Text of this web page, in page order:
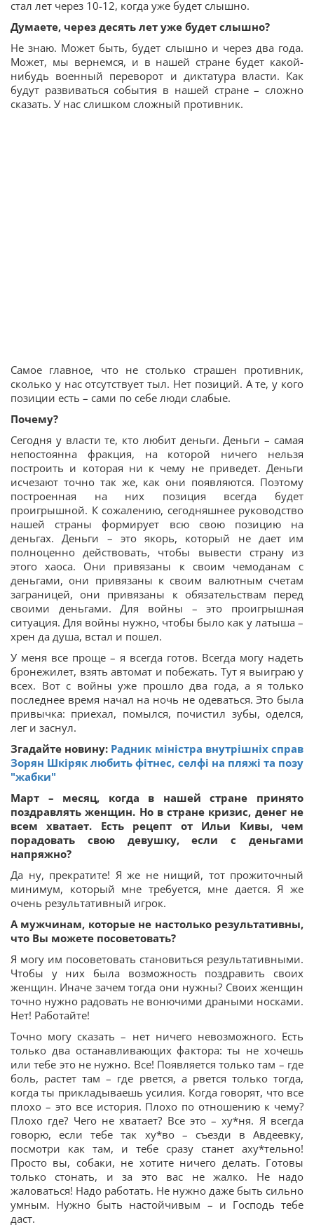
стал лет через 10-12, когда уже будет слышно.
Думаете, через десять лет уже будет слышно?
Не знаю. Может быть, будет слышно и через два года.
Может, мы вернемся, и в нашей стране будет какой-
нибудь военный переворот и диктатура власти. Как
будут развиваться события в нашей стране – сложно
сказать. У нас слишком сложный противник.
Самое главное, что не столько страшен противник,
сколько у нас отсутствует тыл. Нет позиций. А те, у кого
позиции есть – сами по себе люди слабые.
Почему?
Сегодня у власти те, кто любит деньги. Деньги – самая
непостоянна фракция, на которой ничего нельзя
построить и которая ни к чему не приведет. Деньги
исчезают точно так же, как они появляются. Поэтому
построенная на них позиция всегда будет
проигрышной. К сожалению, сегодняшнее руководство
нашей страны формирует всю свою позицию на
деньгах. Деньги – это якорь, который не дает им
полноценно действовать, чтобы вывести страну из
этого хаоса. Они привязаны к своим чемоданам с
деньгами, они привязаны к своим валютным счетам
заграницей, они привязаны к обязательствам перед
своими деньгами. Для войны – это проигрышная
ситуация. Для войны нужно, чтобы было как у латыша –
хрен да душа, встал и пошел.
У меня все проще – я всегда готов. Всегда могу надеть
бронежилет, взять автомат и побежать. Тут я выиграю у
всех. Вот с войны уже прошло два года, а я только
последнее время начал на ночь не одеваться. Это была
привычка: приехал, помылся, почистил зубы, оделся,
лег и заснул.
Згадайте новину: Радник міністра внутрішніх справ
Зорян Шкіряк любить фітнес, селфі на пляжі та позу
"жабки"
Март – месяц, когда в нашей стране принято
поздравлять женщин. Но в стране кризис, денег не
всем хватает. Есть рецепт от Ильи Кивы, чем
порадовать свою девушку, если с деньгами
напряжно?
Да ну, прекратите! Я же не нищий, тот прожиточный
минимум, который мне требуется, мне дается. Я же
очень результативный игрок.
А мужчинам, которые не настолько результативны,
что Вы можете посоветовать?
Я могу им посоветовать становиться результативными.
Чтобы у них была возможность поздравить своих
женщин. Иначе зачем тогда они нужны? Своих женщин
точно нужно радовать не вонючими драными носками.
Нет! Работайте!
Точно могу сказать – нет ничего невозможного. Есть
только два останавливающих фактора: ты не хочешь
или тебе это не нужно. Все! Появляется только там – где
боль, растет там – где рвется, а рвется только тогда,
когда ты прикладываешь усилия. Когда говорят, что все
плохо – это все история. Плохо по отношению к чему?
Плохо где? Чего не хватает? Все это – ху*ня. Я всегда
говорю, если тебе так ху*во – съезди в Авдеевку,
посмотри как там, и тебе сразу станет аху*тельно!
Просто вы, собаки, не хотите ничего делать. Готовы
только стонать, и за это вас не жалко. Не надо
жаловаться! Надо работать. Не нужно даже быть сильно
умным. Нужно быть настойчивым – и Господь тебе
даст.